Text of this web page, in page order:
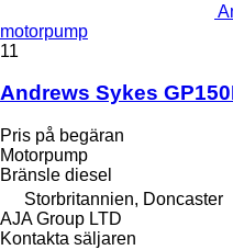
motorpump
11
Andrews Sykes
Pris på begäran
Motorpump
Bränsle diesel
Storbritannien, Doncaster
AJA Group LTD
Kontakta säljaren